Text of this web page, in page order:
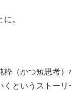
。
（かつ短思考
というストーリ